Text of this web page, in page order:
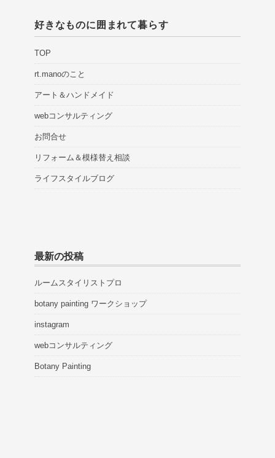
好きなものに囲まれて暮らす
TOP
rt.manoのこと
アート＆ハンドメイド
webコンサルティング
お問合せ
リフォーム＆模様替え相談
ライフスタイルブログ
最新の投稿
ルームスタイリストプロ
botany painting ワークショップ
instagram
webコンサルティング
Botany Painting